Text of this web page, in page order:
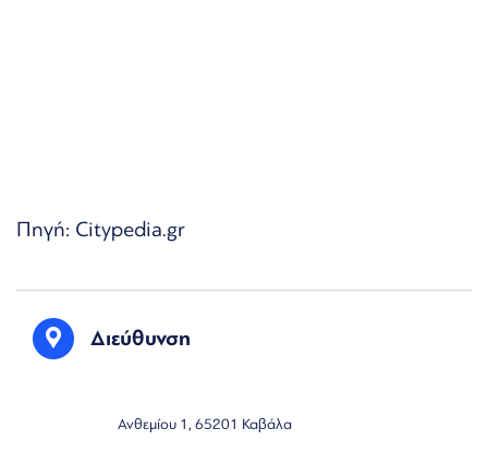
Πηγή: Citypedia.gr
Διεύθυνση
Ανθεμίου 1, 65201 Καβάλα